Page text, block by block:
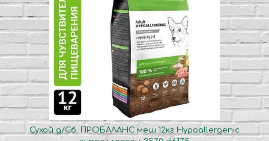
Сухой д/Сб. ПРОБАЛАНС меш.12кг Hypoallergenic